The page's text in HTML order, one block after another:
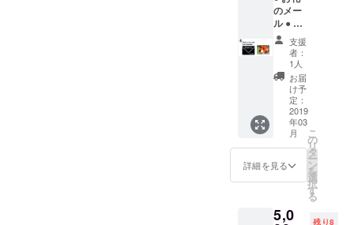
のメー
ル ● ハ
イビス
カスの
写真集
（24
ペー
ジ）
支援
者：
1人
お届
け予
定：
2019
年03
月
詳細を見る
こ
の
リ
タ
ー
ン
を
選
択
す
る
5,0 残り8